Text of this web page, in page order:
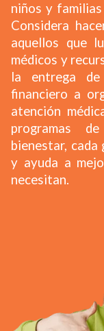
niños y
Considera
aquellos que
médicos y
la entrega de
financiero a
atención
programas
bienestar,
y ayuda a
necesitan.